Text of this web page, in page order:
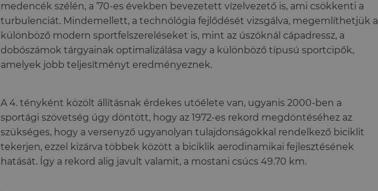
medencék szélén, a ’70-es években bevezetett vízelvezető is, ami csökkenti a
turbulenciát. Mindemellett, a technólógia fejlődését vizsgálva, megemlíthetjük a
különböző modern sportfelszereléseket is, mint az úszóknál cápadressz, a
dobószámok tárgyainak optimalizálása vagy a különböző típusú sportcipők,
amelyek jobb teljesítményt eredményeznek.
A 4. tényként közölt állításnak érdekes utóélete van, ugyanis 2000-ben a
sportági szövetség úgy döntött, hogy az 1972-es rekord megdöntéséhez az
szükséges, hogy a versenyző ugyanolyan tulajdonságokkal rendelkező biciklit
tekerjen, ezzel kizárva többek között a biciklik aerodinamikai fejlesztésének
hatását. Így a rekord alig javult valamit, a mostani csúcs 49.70 km.